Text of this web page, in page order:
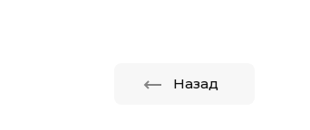
Назад